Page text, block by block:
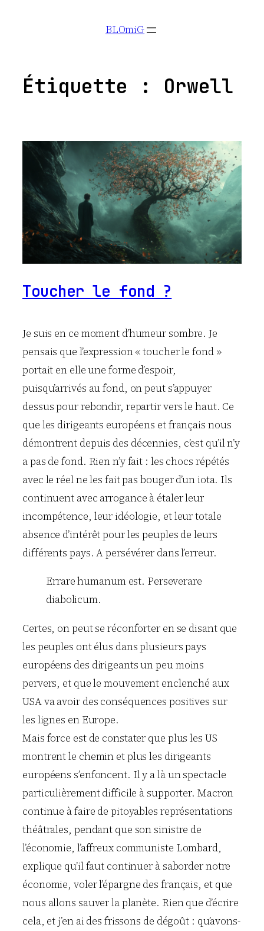
BLOmiG
Étiquette : Orwell
Toucher le fond ?
Je suis en ce moment d’humeur sombre. Je
pensais que l’expression « toucher le fond »
portait en elle une forme d’espoir,
puisqu’arrivés au fond, on peut s’appuyer
dessus pour rebondir, repartir vers le haut. Ce
que les dirigeants européens et français nous
démontrent depuis des décennies, c’est qu’il n’y
a pas de fond. Rien n’y fait : les chocs répétés
avec le réel ne les fait pas bouger d’un iota. Ils
continuent avec arrogance à étaler leur
incompétence, leur idéologie, et leur totale
absence d’intérêt pour les peuples de leurs
différents pays. A persévérer dans l’erreur.
Errare humanum est. Perseverare
diabolicum.
Certes, on peut se réconforter en se disant que
les peuples ont élus dans plusieurs pays
européens des dirigeants un peu moins
pervers, et que le mouvement enclenché aux
USA va avoir des conséquences positives sur
les lignes en Europe.
Mais force est de constater que plus les US
montrent le chemin et plus les dirigeants
européens s’enfoncent. Il y a là un spectacle
particulièrement difficile à supporter. Macron
continue à faire de pitoyables représentations
théâtrales, pendant que son sinistre de
l’économie, l’affreux communiste Lombard,
explique qu’il faut continuer à saborder notre
économie, voler l’épargne des français, et que
nous allons sauver la planète. Rien que d’écrire
cela, et j’en ai des frissons de dégoût : qu’avons-